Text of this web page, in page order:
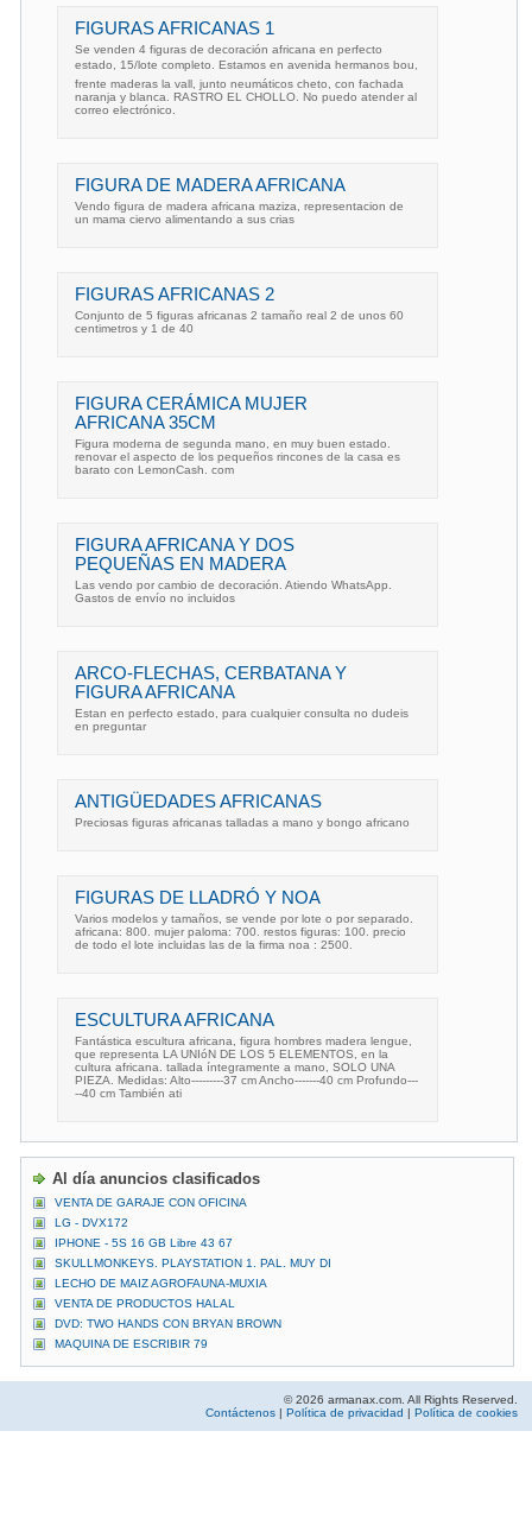
FIGURAS AFRICANAS 1
Se venden 4 figuras de decoración africana en perfecto
estado, 15/lote completo. Estamos en avenida hermanos bou,
frente maderas la vall, junto neumáticos cheto, con fachada
naranja y blanca. RASTRO EL CHOLLO. No puedo atender al
correo electrónico.
FIGURA DE MADERA AFRICANA
Vendo figura de madera africana maziza, representacion de
un mama ciervo alimentando a sus crias
FIGURAS AFRICANAS 2
Conjunto de 5 figuras africanas 2 tamaño real 2 de unos 60
centimetros y 1 de 40
FIGURA CERÁMICA MUJER
AFRICANA 35CM
Figura moderna de segunda mano, en muy buen estado.
renovar el aspecto de los pequeños rincones de la casa es
barato con LemonCash. com
FIGURA AFRICANA Y DOS
PEQUEÑAS EN MADERA
Las vendo por cambio de decoración. Atiendo WhatsApp.
Gastos de envío no incluidos
ARCO-FLECHAS, CERBATANA Y
FIGURA AFRICANA
Estan en perfecto estado, para cualquier consulta no dudeis
en preguntar
ANTIGÜEDADES AFRICANAS
Preciosas figuras africanas talladas a mano y bongo africano
FIGURAS DE LLADRÓ Y NOA
Varios modelos y tamaños, se vende por lote o por separado.
africana: 800. mujer paloma: 700. restos figuras: 100. precio
de todo el lote incluidas las de la firma noa : 2500.
ESCULTURA AFRICANA
Fantástica escultura africana, figura hombres madera lengue,
que representa LA UNIóN DE LOS 5 ELEMENTOS, en la
cultura africana. tallada íntegramente a mano, SOLO UNA
PIEZA. Medidas: Alto---------37 cm Ancho-------40 cm Profundo---
--40 cm También ati
Al día anuncios clasificados
VENTA DE GARAJE CON OFICINA
LG - DVX172
IPHONE - 5S 16 GB Libre 43 67
SKULLMONKEYS. PLAYSTATION 1. PAL. MUY DI
LECHO DE MAIZ AGROFAUNA-MUXIA
VENTA DE PRODUCTOS HALAL
DVD: TWO HANDS CON BRYAN BROWN
MAQUINA DE ESCRIBIR 79
© 2026 armanax.com. All Rights Reserved.
Contáctenos | Política de privacidad | Política de cookies